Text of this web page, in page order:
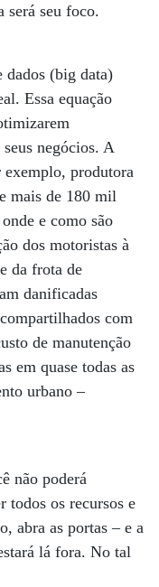
será seu foco.
dados (big data)
Essa equação
negócios. A
produtora
mais de 180 mil
e como são
dos motoristas à
da frota de
danificadas
com
de manutenção
em quase todas as
urbano –
não poderá
todos os recursos e
abra as portas – e a
lá fora. No tal